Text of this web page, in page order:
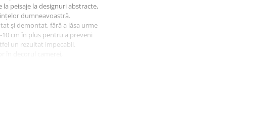
peisaje la designuri abstracte,
dumneavoastră.
și demontat, fără a lăsa urme
cm în plus pentru a preveni
un rezultat impecabil.
pentru renovare
Designul său sofisticat și